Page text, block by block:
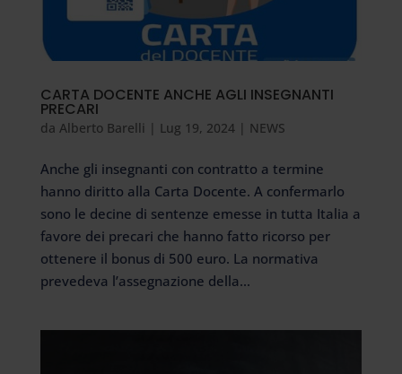
CARTA DOCENTE ANCHE AGLI INSEGNANTI
PRECARI
da Alberto Barelli | Lug 19, 2024| NEWS
Anche gli insegnanti con contratto a termine
hanno diritto alla Carta Docente. A confermarlo
sono le decine di sentenze emesse in tutta Italia a
favore dei precari che hanno fatto ricorso per
ottenere il bonus di 500 euro. La normativa
prevedeva l’assegnazione della...